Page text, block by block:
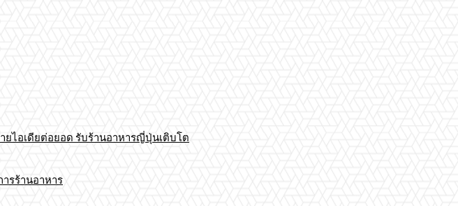
ไอเดียต่อยอด รับร้านอาหารญี่ปุ่นเติบโต
รร้านอาหาร